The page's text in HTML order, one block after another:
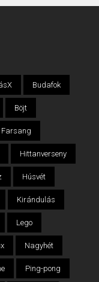
Budafok
Böjt
Farsang
Hittanverseny
Húsvét
Kirándulás
Lego
Nagyhét
Ping-pong